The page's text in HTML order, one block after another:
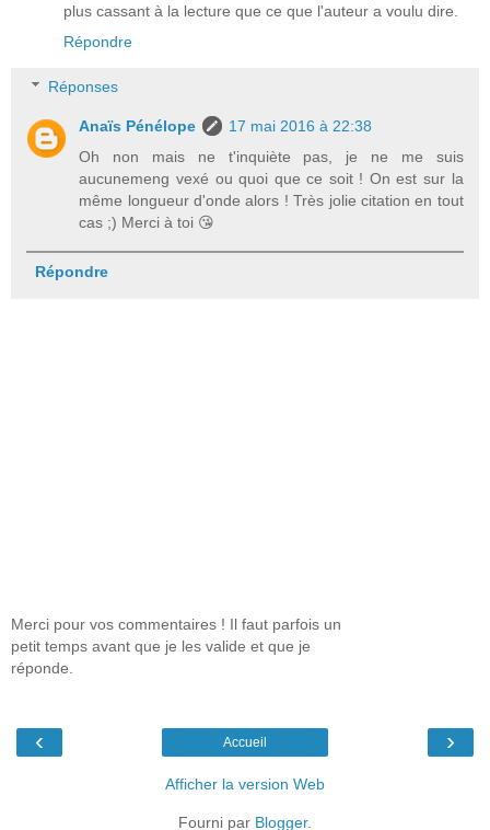
plus cassant à la lecture que ce que l'auteur a voulu dire.
Répondre
Réponses
Anaïs Pénélope
17 mai 2016 à 22:38
Oh non mais ne t'inquiète pas, je ne me suis
aucunemeng vexé ou quoi que ce soit ! On est sur la
même longueur d'onde alors ! Très jolie citation en tout
cas ;) Merci à toi 😘
Répondre
Merci pour vos commentaires ! Il faut parfois un
petit temps avant que je les valide et que je
réponde.
‹ ›
Accueil
Afficher la version Web
Fourni par Blogger.